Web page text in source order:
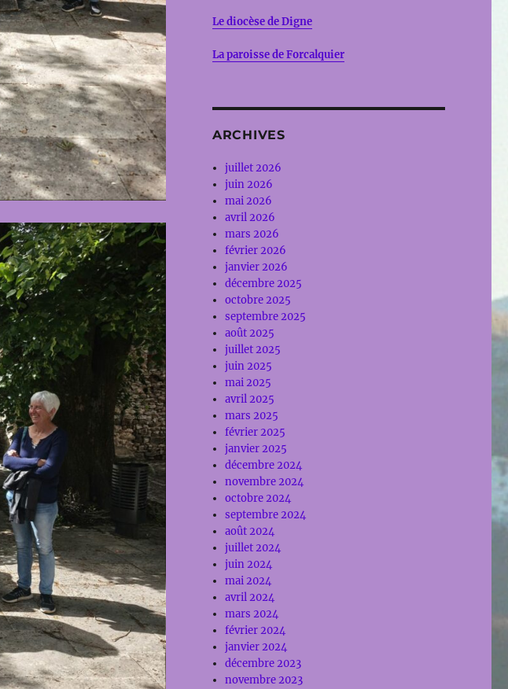
Le diocèse de Digne
La paroisse de Forcalquier
ARCHIVES
juillet 2026
juin 2026
mai 2026
avril 2026
mars 2026
février 2026
janvier 2026
décembre 2025
octobre 2025
septembre 2025
août 2025
juillet 2025
juin 2025
mai 2025
avril 2025
mars 2025
février 2025
janvier 2025
décembre 2024
novembre 2024
octobre 2024
septembre 2024
août 2024
juillet 2024
juin 2024
mai 2024
avril 2024
mars 2024
février 2024
janvier 2024
décembre 2023
novembre 2023